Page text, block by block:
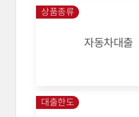
상품종류
자동차대출
대출한도